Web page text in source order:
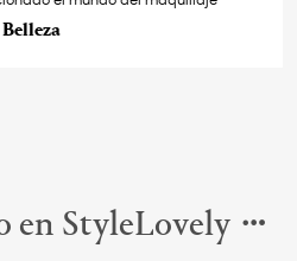
Belleza
en StyleLovely